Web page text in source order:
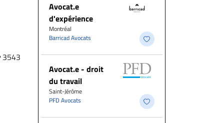
3543
Avocat.e
d'expérience
Montréal
Barricad Avocats
Avocat.e - droit
du travail
Saint-Jérôme
PFD Avocats